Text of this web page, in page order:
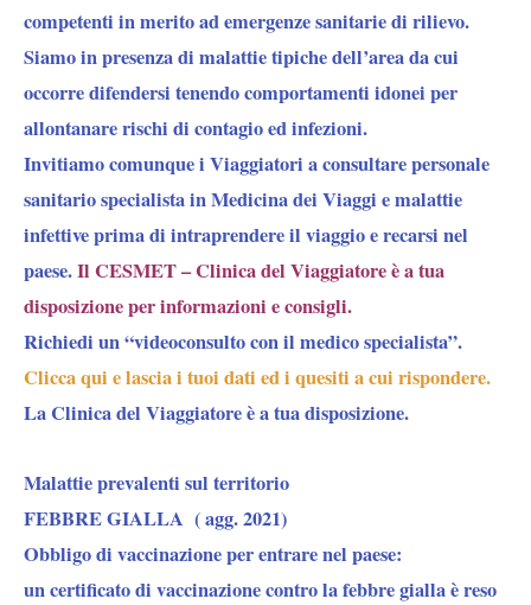
competenti in merito ad emergenze sanitariedi rilievo.
Siamo in presenza di malattie tipiche dell’area da cui
occorre difendersi tenendo comportamenti idonei per
allontanare rischi di contagio ed infezioni.
Invitiamo comunque i Viaggiatori a consultare personale
sanitario specialista in Medicina dei Viaggi e malattie
infettive prima di intraprendere il viaggio e recarsi nel
paese.Il CESMET – Clinica del Viaggiatore è a tua
disposizione per informazioni e consigli.
Richiedi un “videoconsulto con il medico specialista”.
Clicca qui e lascia i tuoi dati ed i quesiti a cui rispondere.
La Clinica del Viaggiatore è a tua disposizione.
Malattie prevalenti sul territorio
FEBBRE GIALLA ( agg. 2021)
Obbligo di vaccinazione per entrare nel paese:
uncertificato di vaccinazionecontro la febbre gialla èreso